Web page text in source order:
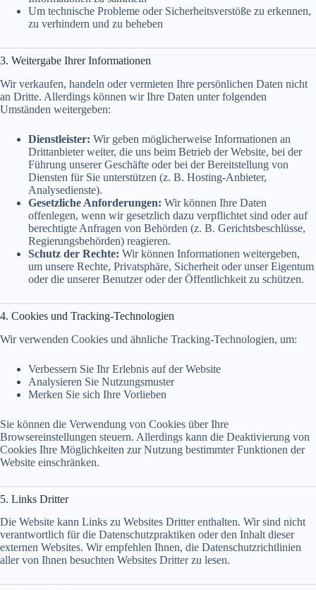
Um technische Probleme oder Sicherheitsverstöße zu erkennen,
zu verhindern und zu beheben
3. Weitergabe Ihrer Informationen
Wir verkaufen, handeln oder vermieten Ihre persönlichen Daten nicht
an Dritte. Allerdings können wir Ihre Daten unter folgenden
Umständen weitergeben:
Dienstleister: Wir geben möglicherweise Informationen an
Drittanbieter weiter, die uns beim Betrieb der Website, bei der
Führung unserer Geschäfte oder bei der Bereitstellung von
Diensten für Sie unterstützen (z. B. Hosting-Anbieter,
Analysedienste).
Gesetzliche Anforderungen: Wir können Ihre Daten
offenlegen, wenn wir gesetzlich dazu verpflichtet sind oder auf
berechtigte Anfragen von Behörden (z. B. Gerichtsbeschlüsse,
Regierungsbehörden) reagieren.
Schutz der Rechte: Wir können Informationen weitergeben,
um unsere Rechte, Privatsphäre, Sicherheit oder unser Eigentum
oder die unserer Benutzer oder der Öffentlichkeit zu schützen.
4. Cookies und Tracking-Technologien
Wir verwenden Cookies und ähnliche Tracking-Technologien, um:
Verbessern Sie Ihr Erlebnis auf der Website
Analysieren Sie Nutzungsmuster
Merken Sie sich Ihre Vorlieben
Sie können die Verwendung von Cookies über Ihre
Browsereinstellungen steuern. Allerdings kann die Deaktivierung von
Cookies Ihre Möglichkeiten zur Nutzung bestimmter Funktionen der
Website einschränken.
5. Links Dritter
Die Website kann Links zu Websites Dritter enthalten. Wir sind nicht
verantwortlich für die Datenschutzpraktiken oder den Inhalt dieser
externen Websites. Wir empfehlen Ihnen, die Datenschutzrichtlinien
aller von Ihnen besuchten Websites Dritter zu lesen.